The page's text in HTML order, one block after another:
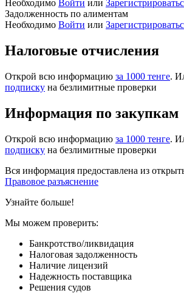
Необходимо Войти или
Задолженность по алиментам
Необходимо Войти или
Налоговые отчисления
Открой всю информацию за 1000 тенге.
подписку на безлимитные проверки
Информация по закупкам
Открой всю информацию за 1000 тенге.
подписку на безлимитные проверки
Вся информация предоставлена из
Правовое разъяснение
Узнайте больше!
Мы можем проверить:
Банкротство/ликвидация
Налоговая задолженность
Наличие лицензий
Надежность поставщика
Решения судов